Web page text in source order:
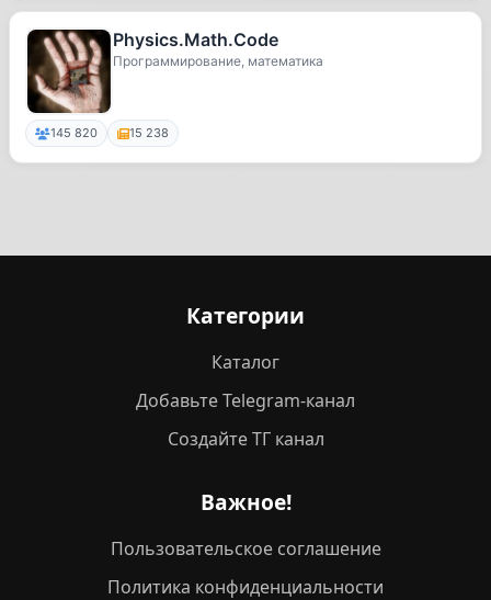
Physics.Math.Code
Программирование, математика
145 820 15 238
Категории
Каталог
Добавьте Telegram-канал
Создайте ТГ канал
Важное!
Пользовательское соглашение
Политика конфиденциальности